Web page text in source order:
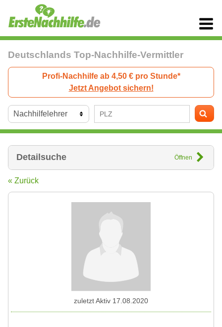
Deutschlands Top-Nachhilfe-Vermittler
Profi-Nachhilfe ab 4,50 € pro Stunde*
Jetzt Angebot sichern!
Detailsuche Öffnen
« Zurück
zuletzt Aktiv 17.08.2020